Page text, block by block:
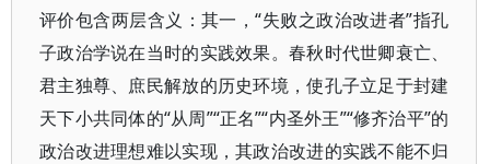
评价包含两层含义：其一，“失败之政治改进者”指孔
子政治学说在当时的实践效果。春秋时代世卿衰亡、
君主独尊、庶民解放的历史环境，使孔子立足于封建
天下小共同体的“从周”“正名”“内圣外王”“修齐治平”的
政治改进理想难以实现，其政治改进的实践不能不归